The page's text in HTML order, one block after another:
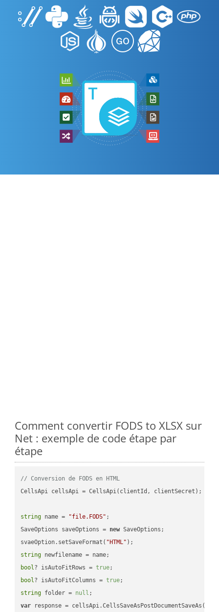
Comment convertir FODS to XLSX sur
Net : exemple de code étape par
étape
// Conversion de FODS en HTML
CellsApi cellsApi = CellsApi(clientId, clientSecret);
string name = "file.FODS" ;
SaveOptions saveOptions = new SaveOptions;
svaeOption.setSaveFormat( "HTML"
string
bool? isAutoFitRows = true
bool? isAutoFitColumns = true
string folder = null
var response =